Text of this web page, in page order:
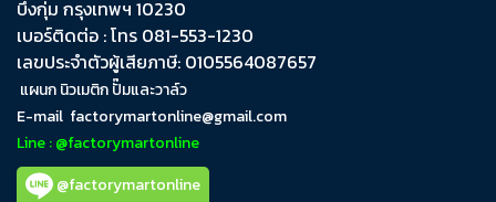
บึงกุ่ม​ กรุงเทพฯ​ 10230
เบอร์ติดต่อ : โทร 081-553-1230
เลขประจำตัวผู้เสียภาษี: 0105564087657
แผนก นิวเมติก ปั๊มและวาล์ว
E-mail factorymartonline@gmail.com
Line : @factorymartonline
@factorymartonline